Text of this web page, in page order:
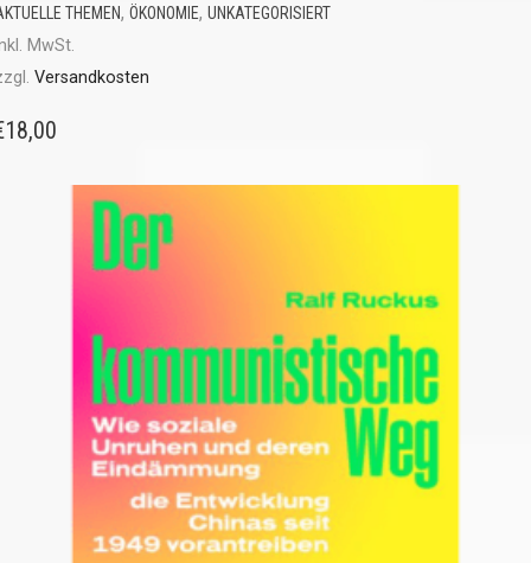
THEMEN, ÖKONOMIE, UNKATEGORISIERT
MwSt.
Versandkosten
18,00